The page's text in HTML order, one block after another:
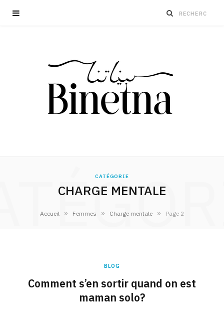
CATÉGORIE
CHARGE MENTALE
Accueil » Femmes » Charge mentale » Page 2
BLOG
Comment s’en sortir quand on est
maman solo?